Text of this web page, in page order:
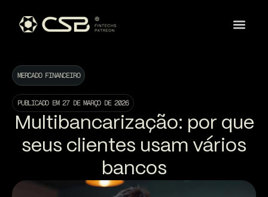
MERCADO FINANCEIRO
PUBLICADO EM 27 DE MARÇO DE 2026
Multibancarização: por que
seus clientes usam vários
bancos